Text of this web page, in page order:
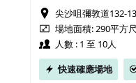
尖沙咀彌敦道132-
場地面積: 290平方尺
人數 : 1 至 10人
快速確應場地